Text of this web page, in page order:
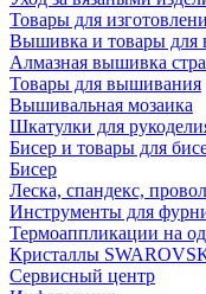
Товары для
Вышивка и товары для
Алмазная вышивка
Товары для вышивания
Вышивальная мозаика
Шкатулки для
Бисер и товары для
Бисер
Леска, спандекс,
Инструменты для
Термоаппликации на
Кристаллы
Сервисный центр